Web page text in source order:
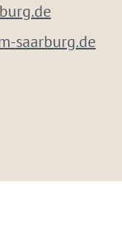
saarburg.de